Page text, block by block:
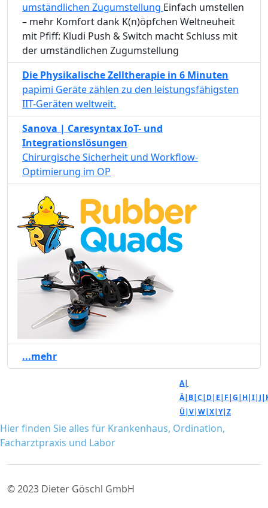
umständlichen Zugumstellung Einfach umstellen
– mehr Komfort dank K(n)öpfchen Weltneuheit
mit Pfiff: Kludi Push & Switch macht Schluss mit
der umständlichen Zugumstellung
Die Physikalische Zelltherapie in 6 Minuten
papimi Geräte zählen zu den leistungsfähigsten
IIT-Geräten weltweit.
Sanova | Caresyntax IoT- und
Integrationslösungen
Chirurgische Sicherheit und Workflow-
Optimierung im OP
...mehr
A|
Ä| B|C| D| E| F|G| H|I| J|
Ü|V|W|X|Y|Z
Hier finden Sie alles für Krankenhaus, Ordination,
Facharztpraxis und Labor
© 2023 Dieter Göschl GmbH